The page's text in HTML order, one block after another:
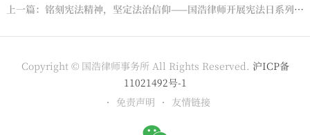
上一篇：铭刻宪法精神，坚定法治信仰——国浩律师开展宪法日系列活动
Copyright © 国浩律师事务所 All Rights Reserved. 沪ICP备
11021492号-1
免责声明
友情链接